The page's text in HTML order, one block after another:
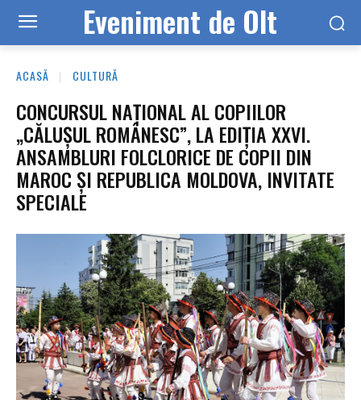
Eveniment de Olt
ACASĂ CULTURĂ
CONCURSUL NAȚIONAL AL COPIILOR
„CĂLUȘUL ROMÂNESC”, LA EDIȚIA XXVI.
ANSAMBLURI FOLCLORICE DE COPII DIN
MAROC ȘI REPUBLICA MOLDOVA, INVITATE
SPECIALE